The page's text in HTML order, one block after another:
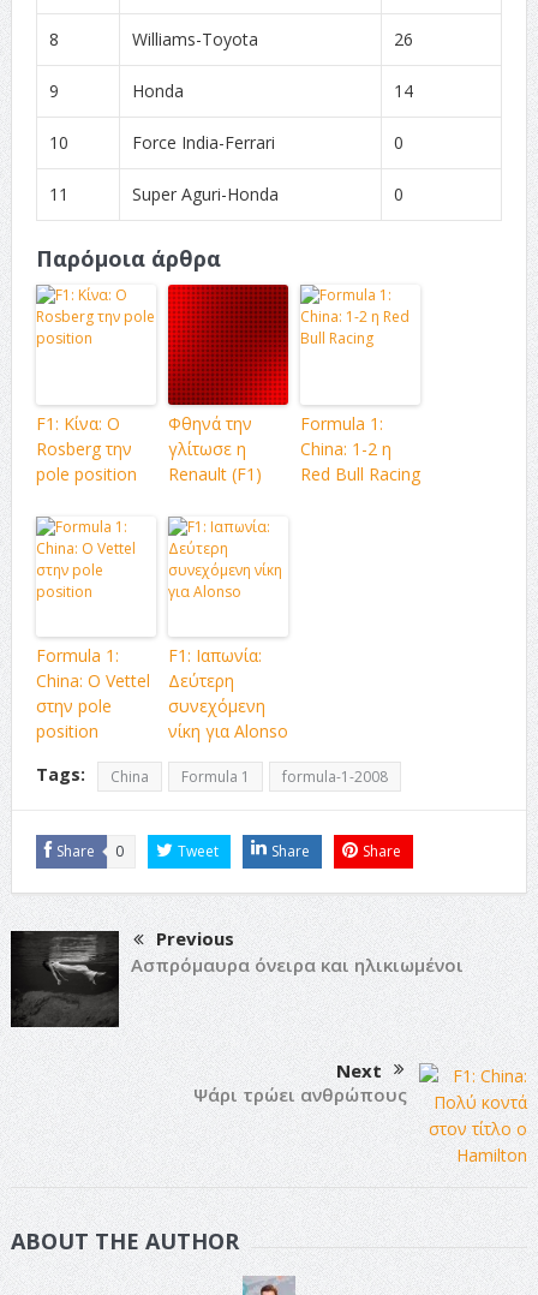
8 Williams-Toyota 26
9 Honda 14
10 Force India-Ferrari 0
11 Super Aguri-Honda 0
Παρόμοια άρθρα
F1: Κίνα: Ο
Rosberg την
pole position
Φθηνά την
γλίτωσε η
Renault (F1)
Formula 1:
China: 1-2 η
Red Bull Racing
Formula 1:
China: O Vettel
στην pole
position
F1: Ιαπωνία:
Δεύτερη
συνεχόμενη
νίκη για Alonso
Tags:
China Formula 1 formula-1-2008
Share 0 Tweet Share Share
Previous
Ασπρόμαυρα όνειρα και ηλικιωμένοι
Next
Ψάρι τρώει ανθρώπους
ABOUT THE AUTHOR